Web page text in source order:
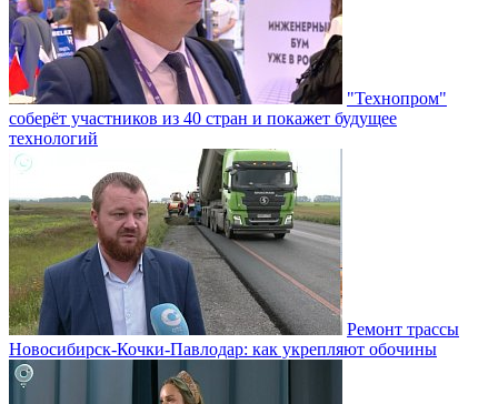
"Технопром"
соберёт участников из 40 стран и покажет будущее
технологий
Ремонт трассы
Новосибирск-Кочки-Павлодар: как укрепляют обочины